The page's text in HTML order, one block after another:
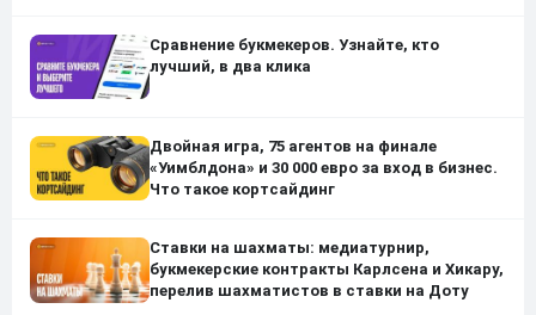
Сравнение букмекеров. Узнайте, кто
лучший, в два клика
Двойная игра, 75 агентов на финале
«Уимблдона» и 30 000 евро за вход в бизнес.
Что такое кортсайдинг
Ставки на шахматы: медиатурнир,
букмекерские контракты Карлсена и Хикару,
перелив шахматистов в ставки на Доту